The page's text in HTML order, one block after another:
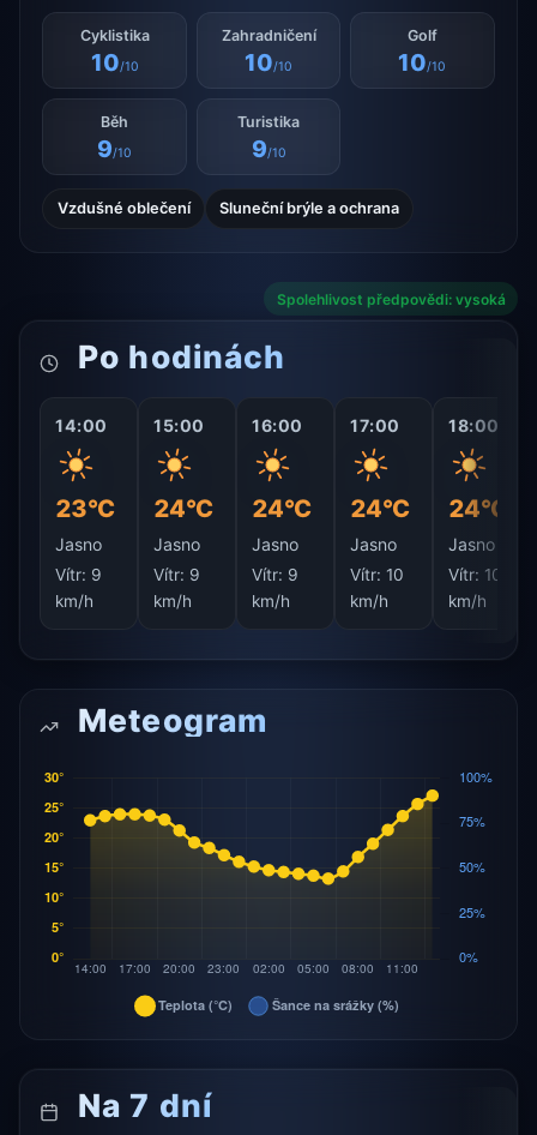
Cyklistika
10/10
Zahradničení
10/10
Golf
10/10
Běh
9/10
Turistika
9/10
Vzdušné oblečení Sluneční brýle a ochrana
Spolehlivost předpovědi: vysoká
Po hodinách
14:00
23°C
Jasno
Vítr: 9
km/h
15:00
24°C
Jasno
Vítr: 9
km/h
16:00
24°C
Jasno
Vítr: 9
km/h
17:00
24°C
Jasno
Vítr: 10
km/h
18:00
24°C
Jasno
Vítr: 10
km/h
Meteogram
Na 7 dní